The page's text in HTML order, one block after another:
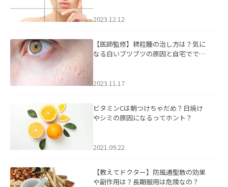
2023.12.12
【医師監修】稗粒腫の治し方は？気に
なる白いブツブツの原因と自宅ででき
2023.11.17
ビタミンCは朝つけちゃだめ？日焼け
やシミの原因になるってホント？
2021.09.22
【教えてドクター】防風通聖散の効果
や副作用は？長期服用は危険なの？